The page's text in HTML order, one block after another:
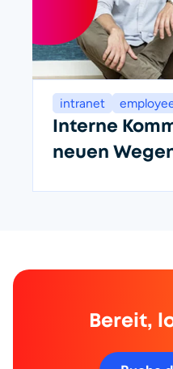
intranet
Interne
neuen
Bereit,